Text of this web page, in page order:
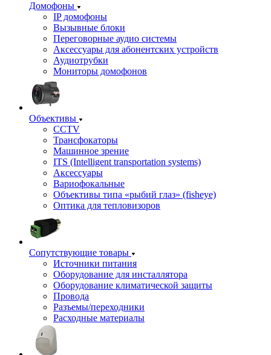
Домофоны
IP домофоны
Вызывные блоки
Переговорные аудио системы
Аксессуары для абонентских устройств
Аудиотрубки
Мониторы домофонов
Объективы
CCTV
Трансфокаторы
Машинное зрение
ITS (Intelligent transportation systems)
Аксессуары
Вариофокальные
Объективы типа «рыбий глаз» (fisheye)
Оптика для тепловизоров
Сопутствующие товары
Источники питания
Оборудование для инсталлятора
Оборудование климатической защиты
Провода
Разъемы/переходники
Расходные материалы